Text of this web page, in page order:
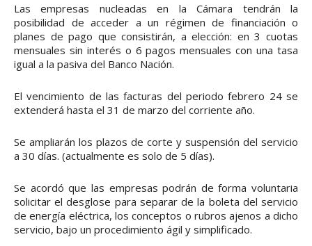
Las empresas nucleadas en la Cámara tendrán la
posibilidad de acceder a un régimen de financiación o
planes de pago que consistirán, a elección: en 3 cuotas
mensuales sin interés o 6 pagos mensuales con una tasa
igual a la pasiva del Banco Nación.
El vencimiento de las facturas del periodo febrero 24 se
extenderá hasta el 31 de marzo del corriente año.
Se ampliarán los plazos de corte y suspensión del servicio
a 30 días. (actualmente es solo de 5 días).
Se acordó que las empresas podrán de forma voluntaria
solicitar el desglose para separar de la boleta del servicio
de energía eléctrica, los conceptos o rubros ajenos a dicho
servicio, bajo un procedimiento ágil y simplificado.